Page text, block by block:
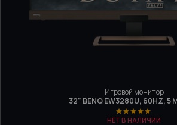
Игровой монитор
32" BENQ EW3280U, 60HZ, 5
НЕТ В НАЛИЧИИ